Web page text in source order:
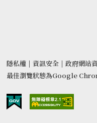
隱私權 | 資訊安全 | 政府網站
最佳瀏覽狀態為Google